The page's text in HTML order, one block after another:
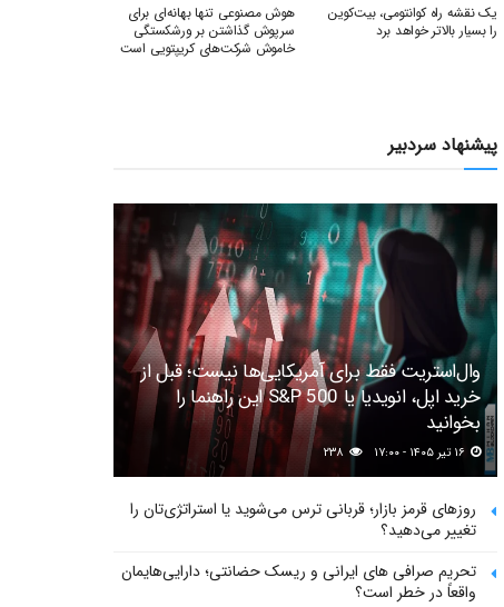
یک نقشه راه کوانتومی، بیت‌کوین
را بسیار بالاتر خواهد برد
هوش مصنوعی تنها بهانه‌ای برای
سرپوش گذاشتن بر ورشکستگی
خاموش شرکت‌های کریپتویی است
پیشنهاد سردبیر
وال‌استریت فقط برای آمریکایی‌ها نیست؛ قبل از
خرید اپل، انویدیا یا S&P 500 این راهنما را
بخوانید
روزهای قرمز بازار؛ قربانی ترس می‌شوید یا استراتژی‌تان را
تغییر می‌دهید؟
تحریم صرافی های ایرانی و ریسک حضانتی؛ دارایی‌هایمان
واقعاً در خطر است؟